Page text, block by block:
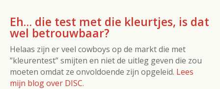
Eh… die test met die kleurtjes, is dat
wel betrouwbaar?
Helaas zijn er veel cowboys op de markt die met
”kleurentest” smijten en niet de uitleg geven die zou
moeten omdat ze onvoldoende zijn opgeleid. Lees
mijn blog over DISC.